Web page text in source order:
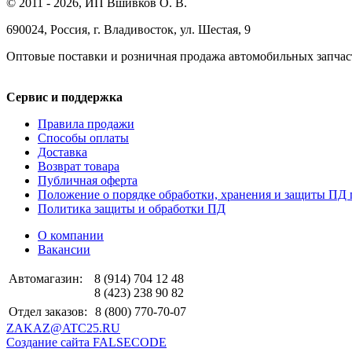
© 2011 - 2026, ИП Вшивков О. В.
690024, Россия, г. Владивосток, ул. Шестая, 9
Оптовые поставки и розничная продажа автомобильных
Сервис и поддержка
Правила продажи
Способы оплаты
Доставка
Возврат товара
Публичная оферта
Положение о порядке обработки, хранения и защиты ПД
Политика защиты и обработки ПД
О компании
Вакансии
Автомагазин:
8 (914) 704 12 48
8 (423) 238 90 82
Отдел заказов:
8 (800) 770-70-07
ZAKAZ@ATC25.RU
Создание сайта FALSECODE